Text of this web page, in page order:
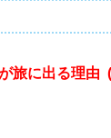
旅に出る理由